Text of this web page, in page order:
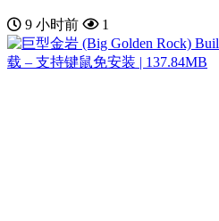
9 小时前 1